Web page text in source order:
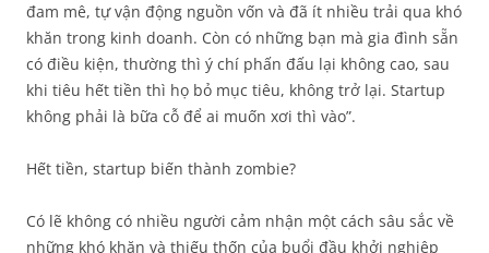
đam mê, tự vận động nguồn vốn và đã ít nhiều trải qua khó
khăn trong kinh doanh. Còn có những bạn mà gia đình sẵn
có điều kiện, thường thì ý chí phấn đấu lại không cao, sau
khi tiêu hết tiền thì họ bỏ mục tiêu, không trở lại. Startup
không phải là bữa cỗ để ai muốn xơi thì vào”.
Hết tiền, startup biến thành zombie?
Có lẽ không có nhiều người cảm nhận một cách sâu sắc về
những khó khăn và thiếu thốn của buổi đầu khởi nghiệp